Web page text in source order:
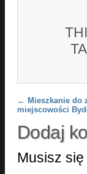
Post
← Mieszkanie do
miejscowości
Dodaj
Musisz się